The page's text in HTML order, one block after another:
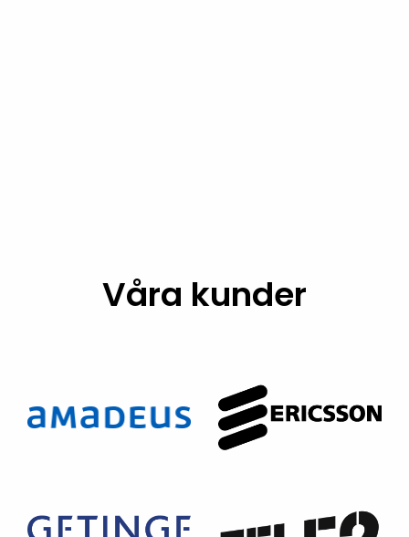
Våra kunder